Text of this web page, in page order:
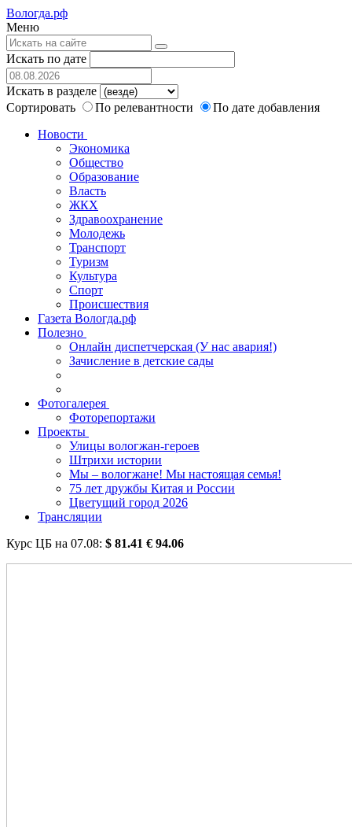
Вологда.рф
Меню
Искать по дате
Искать в разделе
Сортировать
По релевантности
По дате добавления
Новости
Экономика
Общество
Образование
Власть
ЖКХ
Здравоохранение
Молодежь
Транспорт
Туризм
Культура
Спорт
Происшествия
Газета Вологда.рф
Полезно
Онлайн диспетчерская (У нас авария!)
Зачисление в детские сады
Фотогалерея
Фоторепортажи
Проекты
Улицы вологжан-героев
Штрихи истории
Мы – вологжане! Мы настоящая семья!
75 лет дружбы Китая и России
Цветущий город 2026
Трансляции
Курс ЦБ на 07.08: $ 81.41 € 94.06